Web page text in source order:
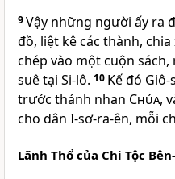
9Vậy những người ấy ra
đồ, liệt kê các thành,
chép vào một cuộn
suê tại Si-lô. 10 Kế đó
trước thánh nhan Chúa,
cho dân I-sơ-ra-ên, mỗi
Lãnh Thổ của Chi Tộc